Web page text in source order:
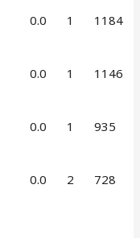
0.0 1 1184
0.0 1 1146
0.0 1 935
0.0 2 728